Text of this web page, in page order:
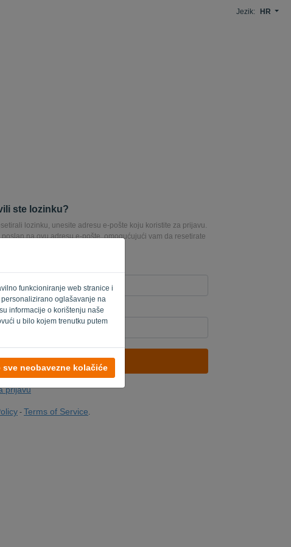
funkcioniranje web stranice i
oglašavanje na
informacije o korištenju naše
u bilo kojem trenutku putem
sve neobavezne kolačiće
Jezik: HR
ste lozinku?
lozinku, unesite adresu e-pošte koju koristite za prijavu.
na ovu adresu e-pošte, omogućujući vam da resetirate
Popunite ' '.
POŠALJI LINK
prijavu
- Terms of Service